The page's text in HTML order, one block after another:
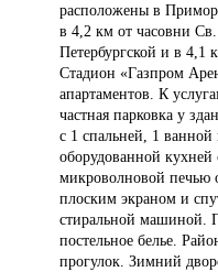
расположены в
в 4,2 км от часовни
Петербургской и в 4,1
Стадион «Газпром
апартаментов. К
частная парковка у
с 1 спальней, 1
оборудованной
микроволновой печью
плоским экраном и
стиральной машиной.
постельное белье.
прогулок. Зимний